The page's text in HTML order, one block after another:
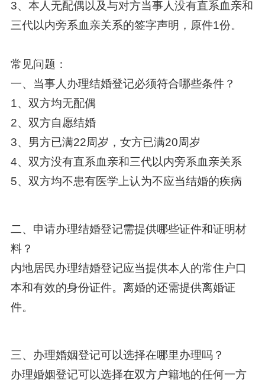
3、本人无配偶以及与对方当事人没有直系血亲和
三代以内旁系血亲关系的签字声明，原件1份。
常见问题：
一、当事人办理结婚登记必须符合哪些条件？
1、双方均无配偶
2、双方自愿结婚
3、男方已满22周岁，女方已满20周岁
4、双方没有直系血亲和三代以内旁系血亲关系
5、双方均不患有医学上认为不应当结婚的疾病
二、申请办理结婚登记需提供哪些证件和证明材
料？
内地居民办理结婚登记应当提供本人的常住户口
本和有效的身份证件。离婚的还需提供离婚证
件。
三、办理婚姻登记可以选择在哪里办理吗？
办理婚姻登记可以选择在双方户籍地的任何一方